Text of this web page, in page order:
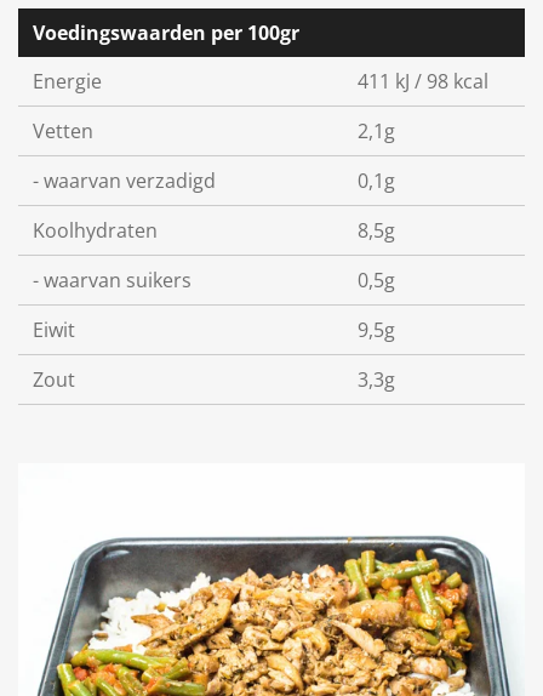
Voedingswaarden per 100gr
Energie
411 kJ / 98 kcal
Vetten
2,1g
- waarvan verzadigd
0,1g
Koolhydraten
8,5g
- waarvan suikers
0,5g
Eiwit
9,5g
Zout
3,3g